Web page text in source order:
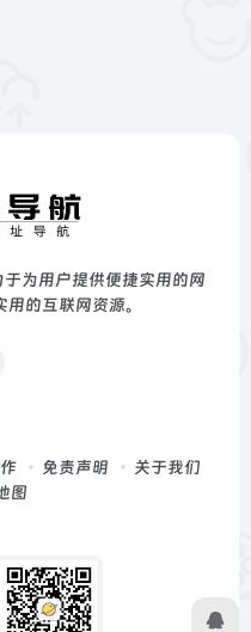
为用户提供便捷实用的网
的互联网资源。
免责声明
关于我们
图